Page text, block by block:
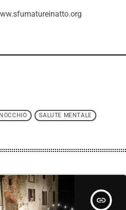
SALUTE MENTALE
insert_link